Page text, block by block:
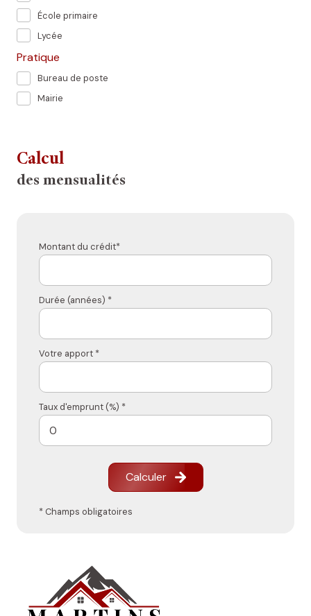
École primaire
Lycée
Pratique
Bureau de poste
Mairie
Calcul
des mensualités
Montant du crédit*
Durée (années) *
Votre apport *
Taux d'emprunt (%) *
Calculer
* Champs obligatoires